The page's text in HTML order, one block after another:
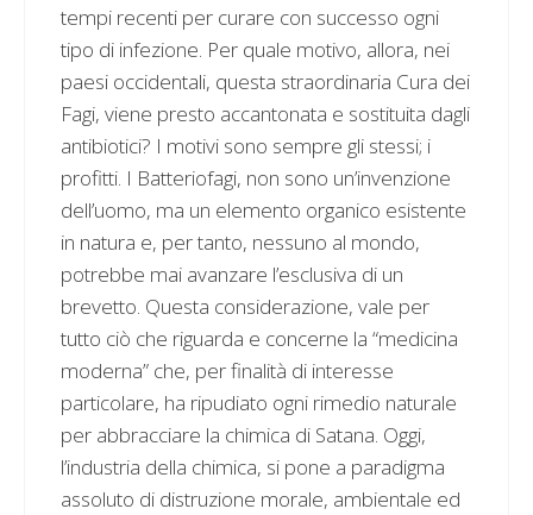
tempi recenti per curare con successo ogni
tipo di infezione. Per quale motivo, allora, nei
paesi occidentali, questa straordinaria Cura dei
Fagi, viene presto accantonata e sostituita dagli
antibiotici? I motivi sono sempre gli stessi; i
profitti. I Batteriofagi, non sono un’invenzione
dell’uomo, ma un elemento organico esistente
in natura e, per tanto, nessuno al mondo,
potrebbe mai avanzare l’esclusiva di un
brevetto. Questa considerazione, vale per
tutto ciò che riguarda e concerne la “medicina
moderna” che, per finalità di interesse
particolare, ha ripudiato ogni rimedio naturale
per abbracciare la chimica di Satana. Oggi,
l’industria della chimica, si pone a paradigma
assoluto di distruzione morale, ambientale ed